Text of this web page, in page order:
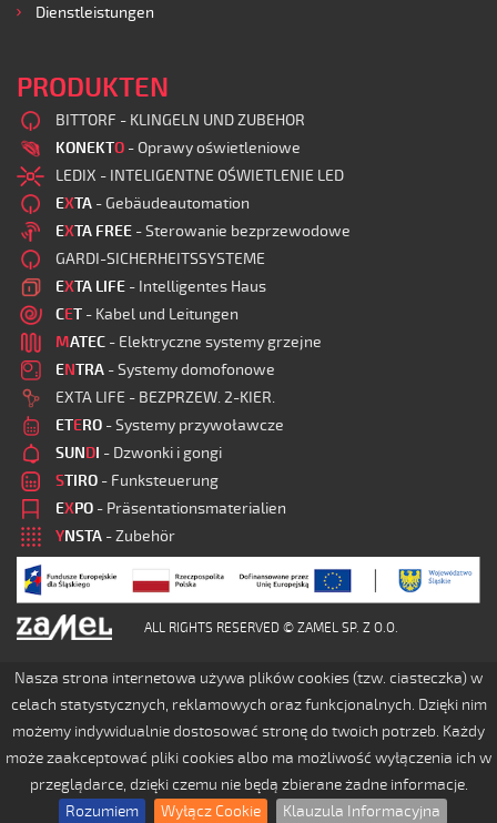
Dienstleistungen
PRODUKTEN
BITTORF - KLINGELN UND ZUBEHOR
KONEKTO - Oprawy oświetleniowe
LEDIX - INTELIGENTNE OŚWIETLENIE LED
EXTA - Gebäudeautomation
EXTA FREE - Sterowanie bezprzewodowe
GARDI-SICHERHEITSSYSTEME
EXTA LIFE - Intelligentes Haus
CET - Kabel und Leitungen
MATEC - Elektryczne systemy grzejne
ENTRA - Systemy domofonowe
EXTA LIFE - BEZPRZEW. 2-KIER.
ETERO - Systemy przywoławcze
SUNDI - Dzwonki i gongi
STIRO - Funksteuerung
EXPO - Präsentationsmaterialien
YNSTA - Zubehör
ALL RIGHTS RESERVED © ZAMEL SP. Z O.O.
Nasza strona internetowa używa plików cookies (tzw. ciasteczka) w
celach statystycznych, reklamowych oraz funkcjonalnych. Dzięki nim
możemy indywidualnie dostosować stronę do twoich potrzeb. Każdy
może zaakceptować pliki cookies albo ma możliwość wyłączenia ich w
przeglądarce, dzięki czemu nie będą zbierane żadne informacje.
Rozumiem
Wyłącz Cookie Klauzula Informacyjna